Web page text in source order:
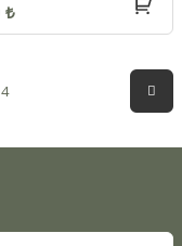
₺
4